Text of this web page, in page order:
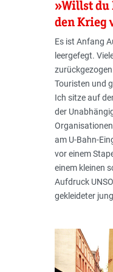
»Willst du
den Krieg
Es ist Anfang
leergefegt.
Touristen und
Ich sitze auf
der
am U-Bahn-
vor einem
einem kleinen
Aufdruck
gekleideter